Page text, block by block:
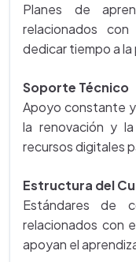
Planes de
relacionados
dedicar tiempo a
Soporte Técnico
Apoyo constante
la renovación y
recursos digitales
Estructura del
Estándares de
relacionados con
apoyan el